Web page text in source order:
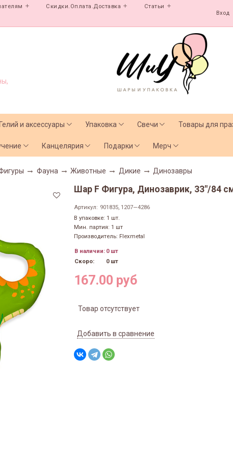
Скидки.Оплата.Доставка Статьи
Вход
Гелий и аксессуары Упаковка Свечи Товары для
Канцелярия Подарки Мерч
Фауна Животные Дикие Динозавры
Шар F Фигура, Динозаврик, 33"/84
Артикул: 901835, 1207—4286
В упаковке: 1 шт.
Мин. партия: 1 шт
Производитель: Flexmetal
В наличии: 0 шт
Скоро:
0 шт
167.00 руб
Товар отсутствует
Добавить в сравнение